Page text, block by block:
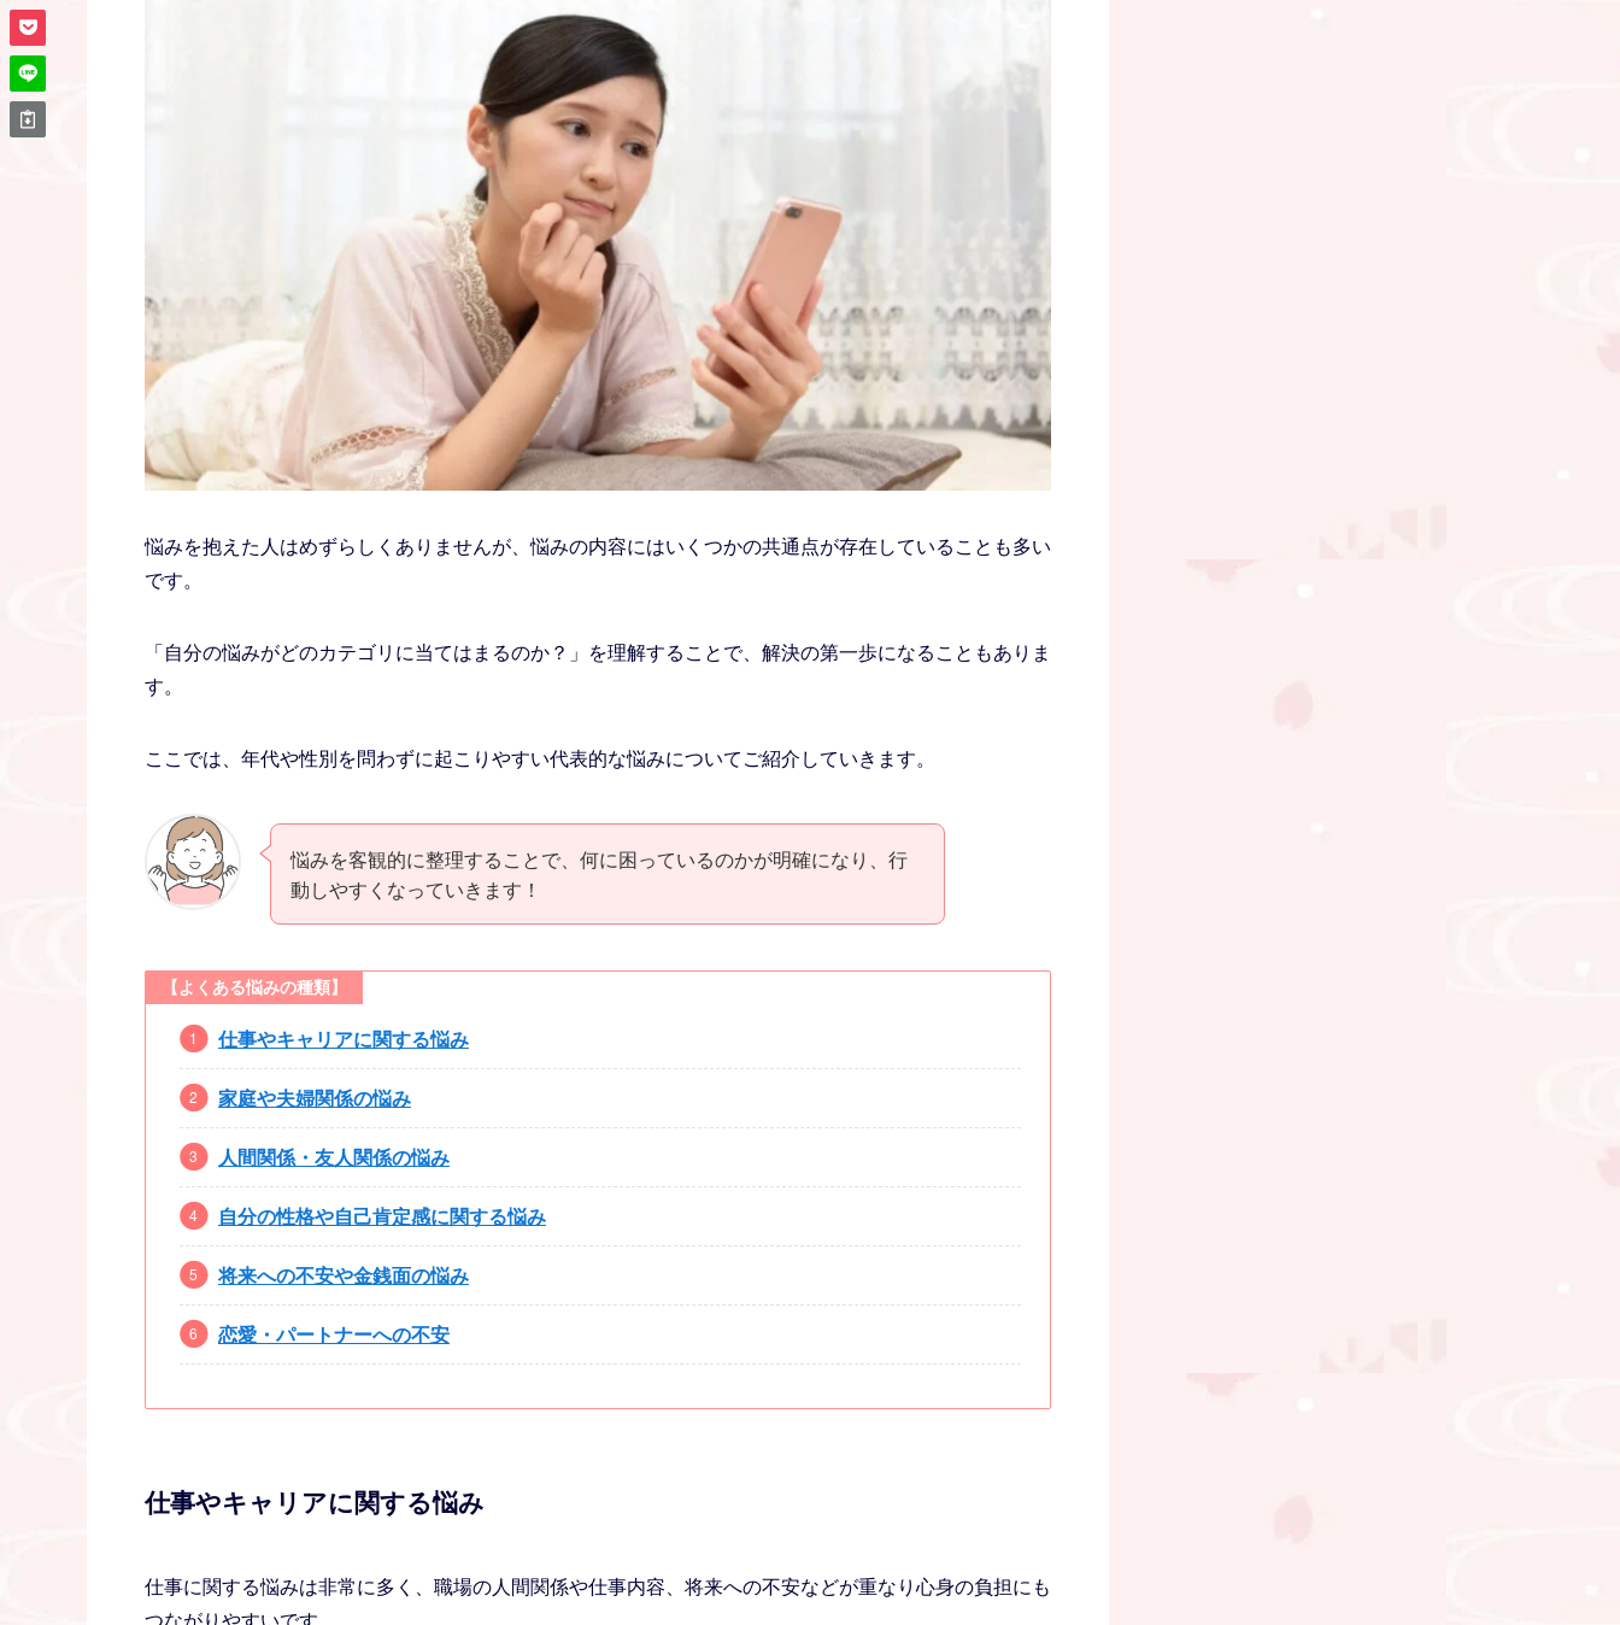
悩みを抱えた人はめずらしくありませんが、悩みの内容にはいくつかの共通点が存在していることも多い
です。
「自分の悩みがどのカテゴリに当てはまるのか？」を理解することで、解決の第一歩になることもありま
す。
ここでは、年代や性別を問わずに起こりやすい代表的な悩みについてご紹介していきます。
悩みを客観的に整理することで、何に困っているのかが明確になり、行
動しやすくなっていきます！
【よくある悩みの種類】
仕事やキャリアに関する悩み
家庭や夫婦関係の悩み
人間関係・友人関係の悩み
自分の性格や自己肯定感に関する悩み
将来への不安や金銭面の悩み
恋愛・パートナーへの不安
仕事やキャリアに関する悩み
仕事に関する悩みは非常に多く、職場の人間関係や仕事内容、将来への不安などが重なり心身の負担にも
つながりやすいです。